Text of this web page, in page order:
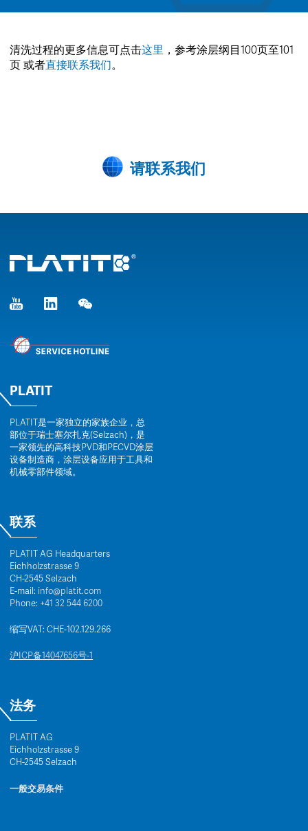
清洗过程的更多信息可点击这里 ，参考涂层纲目100页至101
页 或者直接联系我们。
请联系我们
PLATIT
PLATIT是一家独立的家族企业，总
部位于瑞士塞尔扎克(Selzach)，是
一家领先的高科技PVD和PECVD涂层
设备制造商，涂层设备应用于工具和
机械零部件领域。
联系
PLATIT AG Headquarters
Eichholzstrasse 9
CH-2545 Selzach
E-mail: info@platit.com
Phone: +41 32 544 6200
缩写VAT: CHE-102.129.266
沪ICP备14047656号-1
法务
PLATIT AG
Eichholzstrasse 9
CH-2545 Selzach
一般交易条件